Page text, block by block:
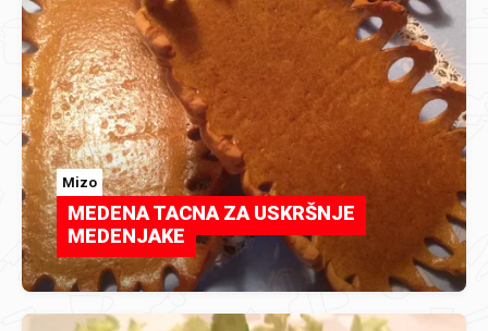
Mizo
MEDENA TACNA ZA USKRŠNJE
MEDENJAKE